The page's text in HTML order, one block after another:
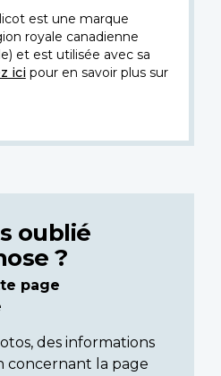
est une marque
royale canadienne
et est utilisée avec sa
icipour en savoir plus sur
oublié
?
page
des informations
concernant la page